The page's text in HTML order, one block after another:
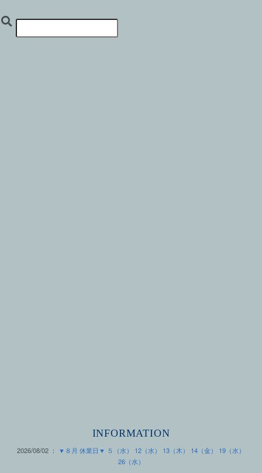
INFORMATION
2026/08/02 ：
▼８月 休業日▼ ５（水） 12（水） 13（木） 14（金） 19（水）
26（水）